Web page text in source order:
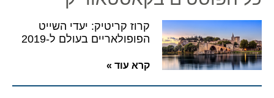
קרוז קריטיק: יעדי השייט
הפופולאריים בעולם ל-2019
קרא עוד »